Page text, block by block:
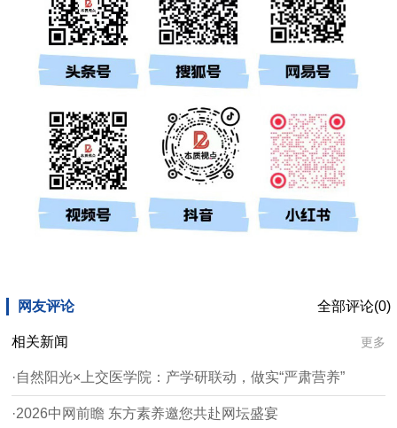
网友评论 全部评论(0)
相关新闻 更多
·自然阳光×上交医学院：产学研联动，做实“严肃营养”
·2026中网前瞻 东方素养邀您共赴网坛盛宴